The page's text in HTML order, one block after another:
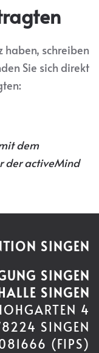
haben, schreiben
Sie sich direkt
dem
der activeMind
SINGEN
SINGEN
SINGEN
4
SINGEN
(FIPS)